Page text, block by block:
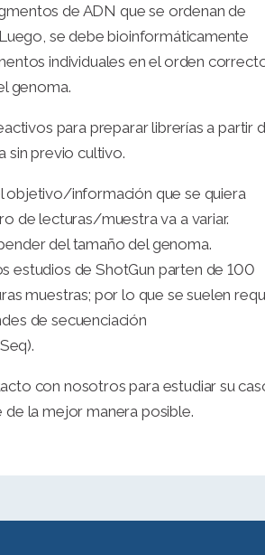
de ADN que se ordenan de
se debe bioinformáticamente
individuales en el orden
genoma.
para preparar librerías a partir
sin previo cultivo.
objetivo/información que se quiera
de lecturas/muestra va a variar.
del tamaño del genoma.
estudios de ShotGun parten de 100
muestras; por lo que se suelen
de secuenciación
con nosotros para estudiar su
la mejor manera posible.